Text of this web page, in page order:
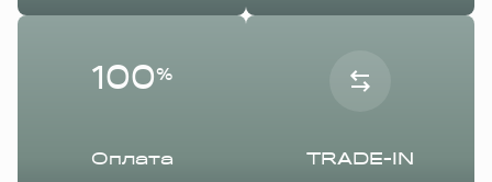
100%
Оплата TRADE-IN